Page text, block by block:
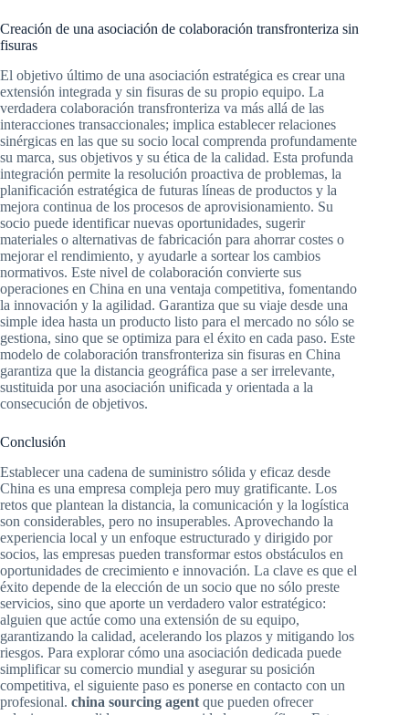
Creación de una asociación de colaboración transfronteriza sin
fisuras
El objetivo último de una asociación estratégica es crear una
extensión integrada y sin fisuras de su propio equipo. La
verdadera colaboración transfronteriza va más allá de las
interacciones transaccionales; implica establecer relaciones
sinérgicas en las que su socio local comprenda profundamente
su marca, sus objetivos y su ética de la calidad. Esta profunda
integración permite la resolución proactiva de problemas, la
planificación estratégica de futuras líneas de productos y la
mejora continua de los procesos de aprovisionamiento. Su
socio puede identificar nuevas oportunidades, sugerir
materiales o alternativas de fabricación para ahorrar costes o
mejorar el rendimiento, y ayudarle a sortear los cambios
normativos. Este nivel de colaboración convierte sus
operaciones en China en una ventaja competitiva, fomentando
la innovación y la agilidad. Garantiza que su viaje desde una
simple idea hasta un producto listo para el mercado no sólo se
gestiona, sino que se optimiza para el éxito en cada paso. Este
modelo de colaboración transfronteriza sin fisuras en China
garantiza que la distancia geográfica pase a ser irrelevante,
sustituida por una asociación unificada y orientada a la
consecución de objetivos.
Conclusión
Establecer una cadena de suministro sólida y eficaz desde
China es una empresa compleja pero muy gratificante. Los
retos que plantean la distancia, la comunicación y la logística
son considerables, pero no insuperables. Aprovechando la
experiencia local y un enfoque estructurado y dirigido por
socios, las empresas pueden transformar estos obstáculos en
oportunidades de crecimiento e innovación. La clave es que el
éxito depende de la elección de un socio que no sólo preste
servicios, sino que aporte un verdadero valor estratégico:
alguien que actúe como una extensión de su equipo,
garantizando la calidad, acelerando los plazos y mitigando los
riesgos. Para explorar cómo una asociación dedicada puede
simplificar su comercio mundial y asegurar su posición
competitiva, el siguiente paso es ponerse en contacto con un
profesional. china sourcing agent que pueden ofrecer